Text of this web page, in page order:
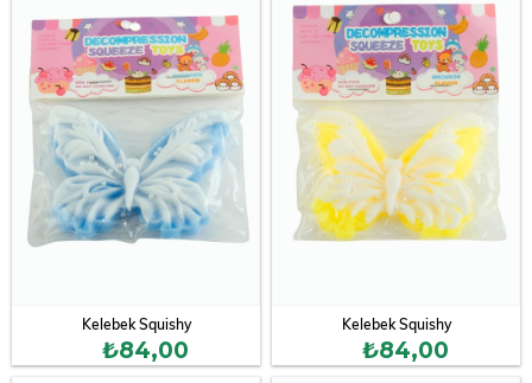
Kelebek Squishy
₺84,00
Kelebek Squishy
₺84,00